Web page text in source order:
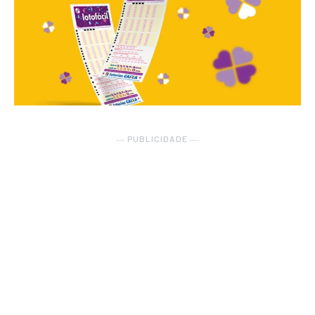
― PUBLICIDADE ―